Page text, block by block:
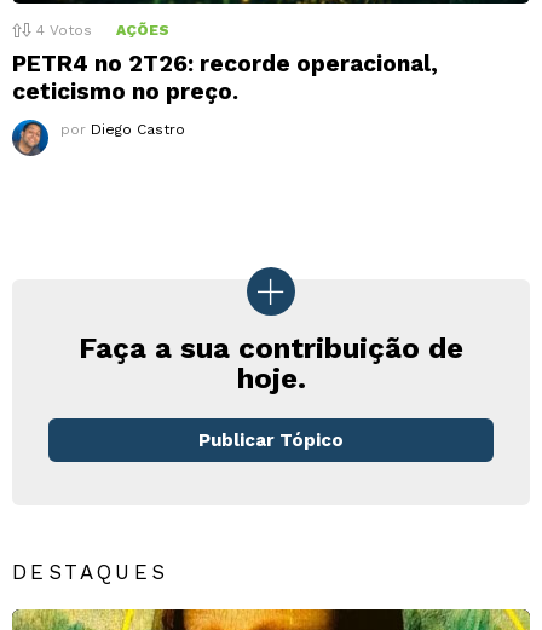
4 Votos AÇÕES
PETR4 no 2T26: recorde operacional,
ceticismo no preço.
por Diego Castro
Faça a sua contribuição de
hoje.
Publicar Tópico
DESTAQUES